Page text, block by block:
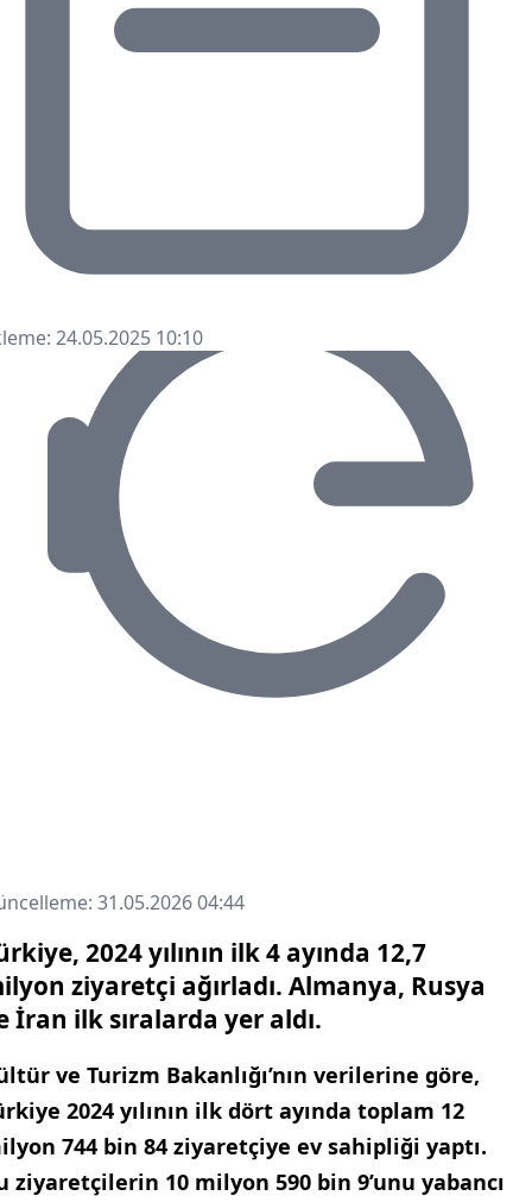
24.05.2025 10:10
31.05.2026 04:44
2024 yılının ilk 4 ayında 12,7
ziyaretçi ağırladı. Almanya, Rusya
İran ilk sıralarda yer aldı.
ve Turizm Bakanlığı’nın verilerine göre,
2024 yılının ilk dört ayında toplam 12
744 bin 84 ziyaretçiye ev sahipliği yaptı.
ziyaretçilerin 10 milyon 590 bin 9’unu yabancı